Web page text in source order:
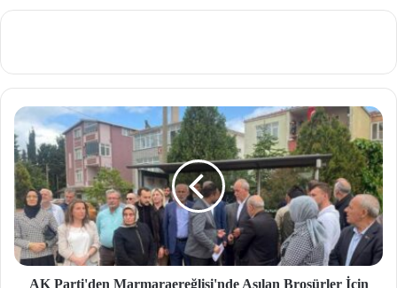
AK Parti'den Marmaraereğlisi'nde Asılan Broşürler İçin